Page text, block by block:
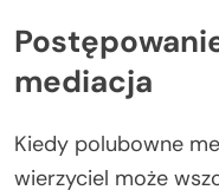
mediacja
Kiedy polubowne
wierzyciel może